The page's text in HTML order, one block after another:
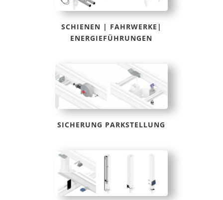
SCHIENEN | FAHRWERKE|
ENERGIEFÜHRUNGEN
SICHERUNG PARKSTELLUNG